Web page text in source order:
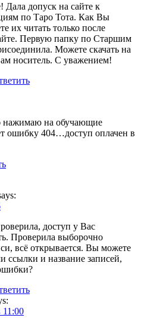
Дала допуск на сайте к
по Таро Тота. Как Вы
их читать только после
Первую папку по Старшим
Можете скачать на
носитель.​ С уважением!
нажимаю на обучающие
ошибку 404…доступ оплачен в
доступ у Вас
Проверила выборочно
всё открывается. Вы можете
ссылки и название записей,
11:00